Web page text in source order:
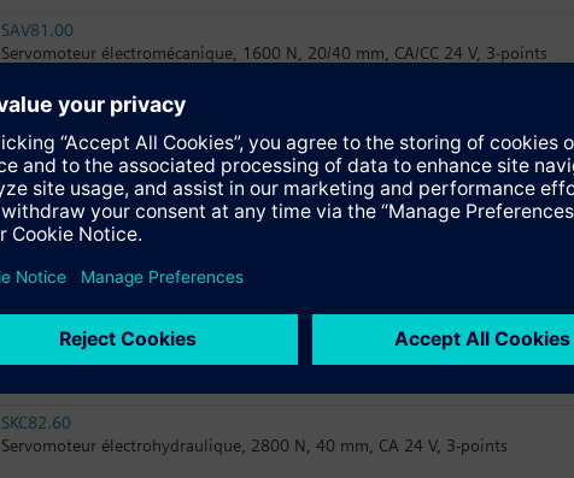
SAV81.00
Servomoteur électromécanique, 1600 N, 20/40 mm, CA/CC 24 V, 3-points
Servomoteur électromécanique, 1600 N, 20/40 mm, AC 230 V, 3-points
SKC32.61
Servomoteur électrohydraulique, 2800 N, 40 mm, CA 24 V, 3-points,
SKC82.60
Servomoteur électrohydraulique, 2800 N, 40 mm, CA 24 V, 3-points